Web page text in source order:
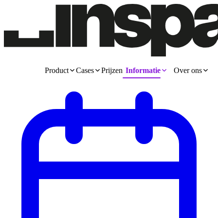
Product Cases Prijzen Informatie Over ons